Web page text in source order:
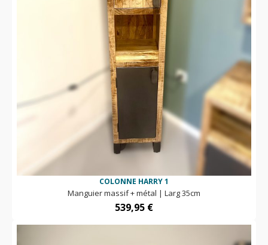
COLONNE HARRY 1
Manguier massif + métal | Larg 35cm
539,95 €